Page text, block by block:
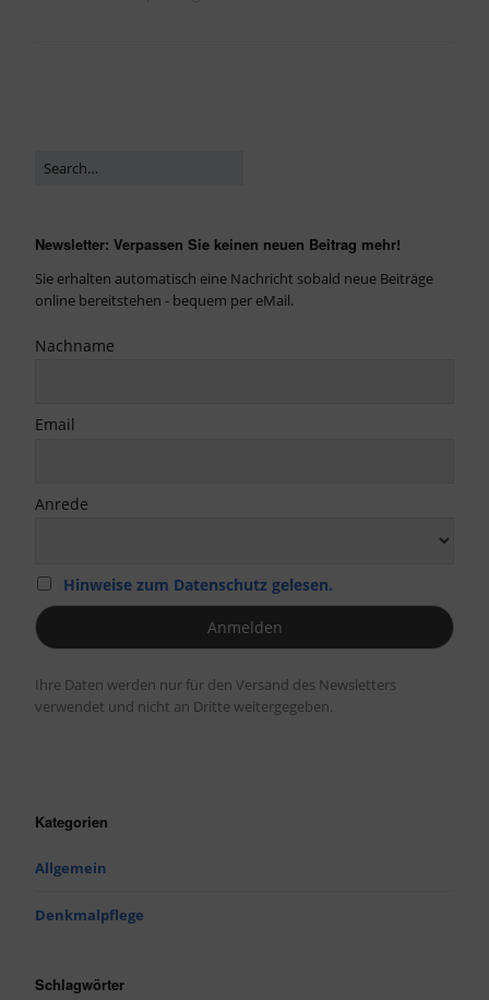
Newsletter: Verpassen Sie keinen neuen Beitrag mehr!
Sie erhalten automatisch eine Nachricht sobald neue Beiträge
online bereitstehen - bequem per eMail.
Nachname
Email
Anrede
Hinweise zum Datenschutz gelesen.
Ihre Daten werden nur für den Versand des Newsletters
verwendet und nicht an Dritte weitergegeben.
Kategorien
Allgemein
Denkmalpflege
Schlagwörter